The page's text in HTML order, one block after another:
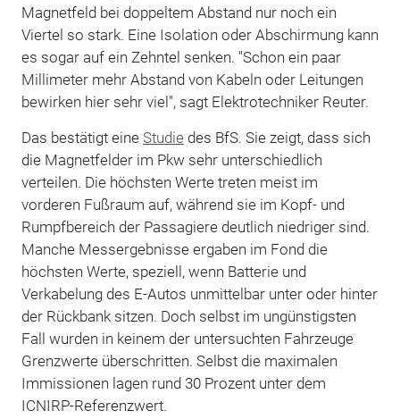
Magnetfeld bei doppeltem Abstand nur noch ein
Viertel so stark. Eine Isolation oder Abschirmung kann
es sogar auf ein Zehntel senken. "Schon ein paar
Millimeter mehr Abstand von Kabeln oder Leitungen
bewirken hier sehr viel", sagt Elektrotechniker Reuter.
Das bestätigt eine Studie des BfS. Sie zeigt, dass sich
die Magnetfelder im Pkw sehr unterschiedlich
verteilen. Die höchsten Werte treten meist im
vorderen Fußraum auf, während sie im Kopf- und
Rumpfbereich der Passagiere deutlich niedriger sind.
Manche Messergebnisse ergaben im Fond die
höchsten Werte, speziell, wenn Batterie und
Verkabelung des E-Autos unmittelbar unter oder hinter
der Rückbank sitzen. Doch selbst im ungünstigsten
Fall wurden in keinem der untersuchten Fahrzeuge
Grenzwerte überschritten. Selbst die maximalen
Immissionen lagen rund 30 Prozent unter dem
ICNIRP-Referenzwert.